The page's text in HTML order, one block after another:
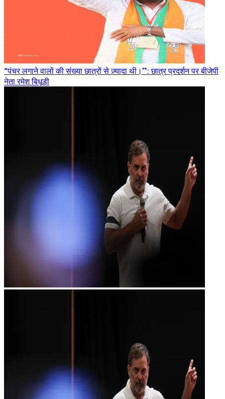
“पंचर लगाने वालों की संख्या छात्रों से ज़्यादा थी।”: छात्र प्रदर्शन पर बीजेपी
नेता रमेश बिधूड़ी